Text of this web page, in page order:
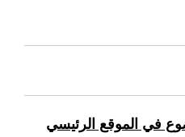
في الموقع الرئيسي